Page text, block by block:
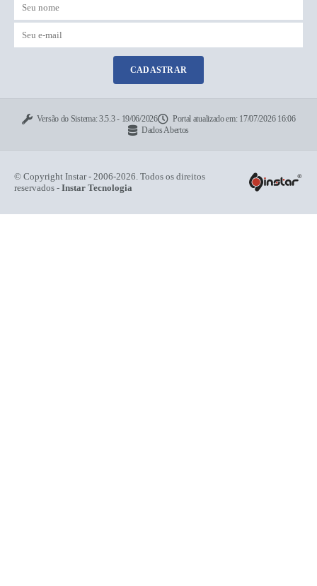
CADASTRAR
Versão do Sistema:3.5.3 - 19/06/2026 Portal atualizado em: 17/07/2026 16:06
Dados Abertos
© Copyright Instar - 2006-2026. Todos os direitos
reservados - Instar Tecnologia